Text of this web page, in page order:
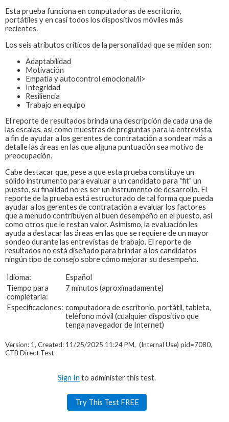
Esta prueba funciona en computadoras de escritorio,
portátiles y en casi todos los dispositivos móviles más
recientes.
Los seis atributos críticos de la personalidad que se miden son:
Adaptabilidad
Motivación
Empatía y autocontrol emocional/li>
Integridad
Resiliencia
Trabajo en equipo
El reporte de resultados brinda una descripción de cada una de
las escalas, así como muestras de preguntas para la entrevista,
a fin de ayudar a los gerentes de contratación a sondear más a
detalle las áreas en las que alguna puntuación sea motivo de
preocupación.
Cabe destacar que, pese a que esta prueba constituye un
sólido instrumento para evaluar a un candidato para "fit" un
puesto, su finalidad no es ser un instrumento de desarrollo. El
reporte de la prueba está estructurado de tal forma que pueda
ayudar a los gerentes de contratación a evaluar los factores
que a menudo contribuyen al buen desempeño en el puesto, así
como otros que le restan valor. Asimismo, la evaluación les
ayuda a destacar las áreas en las que se requiere de un mayor
sondeo durante las entrevistas de trabajo. El reporte de
resultados no está diseñado para brindar a los candidatos
ningún tipo de consejo sobre cómo mejorar su desempeño.
Idioma:
Español
Tiempo para
completarla:
7 minutos (aproximadamente)
Especificaciones: computadora de escritorio, portátil, tableta,
teléfono móvil (cualquier dispositivo que
tenga navegador de Internet)
Version: 1, Created: 11/25/2025 11:24 PM, (Internal Use) pid=7080,
CTB Direct Test
Sign In to administer this test.
Try This Test FREE